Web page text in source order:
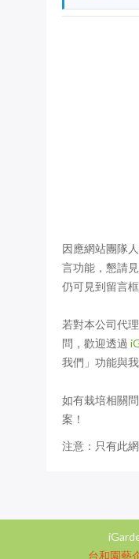
因應網站團隊
言功能，懇請
仍可見到留言
若對本公司代
問，歡迎透過
我們」功能與我
如有栽培相關
案！
注意：只有此
台和園藝